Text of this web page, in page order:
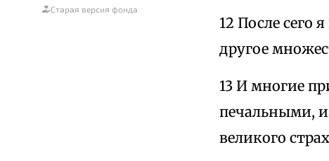
Старая версия фонда
12 После
другое
13 И многие
печальными,
великого